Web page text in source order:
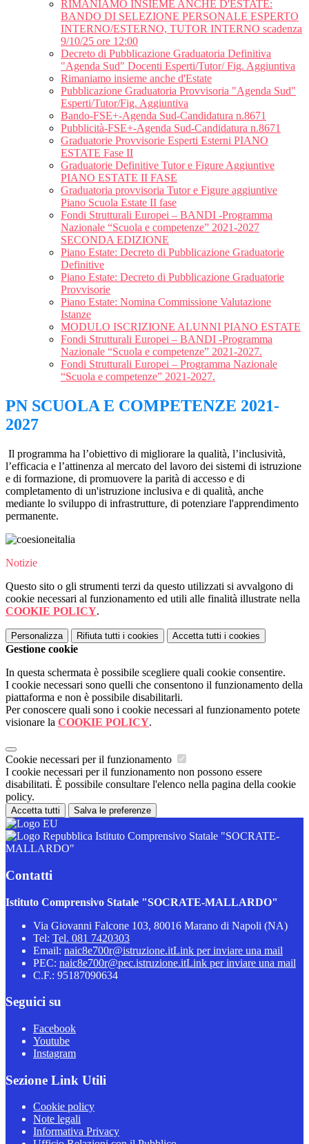
RIMANIAMO INSIEME ANCHE D'ESTATE:
BANDO DI SELEZIONE PERSONALE ESPERTO
INTERNO/ESTERNO, TUTOR INTERNO scadenza
9/10/25 ore 12:00
Decreto di Pubblicazione Graduatoria Definitiva
"Agenda Sud" Docenti Esperti/Tutor/ Fig. Aggiuntiva
Rimaniamo insieme anche d'Estate
Pubblicazione Graduatoria Provvisoria "Agenda Sud"
Esperti/Tutor/Fig. Aggiuntiva
Bando-FSE+-Agenda Sud-Candidatura n.8671
Pubblicità-FSE+-Agenda Sud-Candidatura n.8671
Graduatorie Provvisorie Esperti Esterni PIANO
ESTATE Fase II
Graduatorie Definitive Tutor e Figure Aggiuntive
PIANO ESTATE II FASE
Graduatoria provvisoria Tutor e Figure aggiuntive
Piano Scuola Estate II fase
Fondi Strutturali Europei – BANDI -Programma
Nazionale “Scuola e competenze” 2021-2027
SECONDA EDIZIONE
Piano Estate: Decreto di Pubblicazione Graduatorie
Definitive
Piano Estate: Decreto di Pubblicazione Graduatorie
Provvisorie
Piano Estate: Nomina Commissione Valutazione
Istanze
MODULO ISCRIZIONE ALUNNI PIANO ESTATE
Fondi Strutturali Europei – BANDI -Programma
Nazionale “Scuola e competenze” 2021-2027.
Fondi Strutturali Europei – Programma Nazionale
“Scuola e competenze” 2021-2027.
PN SCUOLA E COMPETENZE 2021-
2027
Il programma ha l’obiettivo di migliorare la qualità, l’inclusività,
l’efficacia e l’attinenza al mercato del lavoro dei sistemi di istruzione
e di formazione, di promuovere la parità di accesso e di
completamento di un'istruzione inclusiva e di qualità, anche
mediante lo sviluppo di infrastrutture, di potenziare l'apprendimento
permanente.
Notizie
Questo sito o gli strumenti terzi da questo utilizzati si avvalgono di
cookie necessari al funzionamento ed utili alle finalità illustrate nella
COOKIE POLICY.
Personalizza Rifiuta tutti i cookies Accetta tutti i cookies
Gestione cookie
In questa schermata è possibile scegliere quali cookie consentire.
I cookie necessari sono quelli che consentono il funzionamento della
piattaforma e non è possibile disabilitarli.
Per conoscere quali sono i cookie necessari al funzionamento potete
visionare la COOKIE POLICY.
Cookie necessari per il funzionamento
I cookie necessari per il funzionamento non possono essere
disabilitati. È possibile consultare l'elenco nella pagina della cookie
policy.
Accetta tutti Salva le preferenze
Istituto Comprensivo Statale "SOCRATE-
MALLARDO"
Contatti
Istituto Comprensivo Statale "SOCRATE-MALLARDO"
Via Giovanni Falcone 103, 80016 Marano di Napoli (NA)
Tel: Tel. 081 7420303
Email: naic8e700r@istruzione.itLink per inviare una mail
PEC: naic8e700r@pec.istruzione.itLink per inviare una mail
C.F.: 95187090634
Seguici su
Facebook
Youtube
Instagram
Sezione Link Utili
Cookie policy
Note legali
Informativa Privacy